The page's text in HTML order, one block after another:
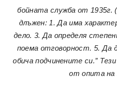
бойната служба от 1935г.
длъжен: 1. Да има
дело. 3. Да определя
поема отговорност. 5. Да
обича подчинените си.”
от опита на